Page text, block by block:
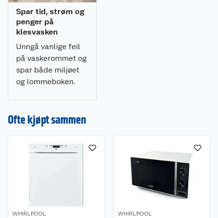
Kapasitet: 7 kg
Sentrifugehastighet: 1400 o/min
FreshCare+-behandling
Inverter Motor
Start Delay
Barnesikring
6TH SENSE-teknologi
Denne intelligente funksjonen justerer automatisk
vaskeparametrene basert på tøymengde og
tekstiltype. Dette sikrer optimale vaskeresultater
samtidig som det sparer energi, tid og vann.
Behandlingen holder klærne friske og myke i
opptil 6 timer etter vask. Damp og
Spar tid, strøm og
penger på
klesvasken
Unngå vanlige feil
på vaskerommet og
spar både miljøet
og lommeboken.
Ofte kjøpt sammen
WHIRLPOOL WHIRLPOOL